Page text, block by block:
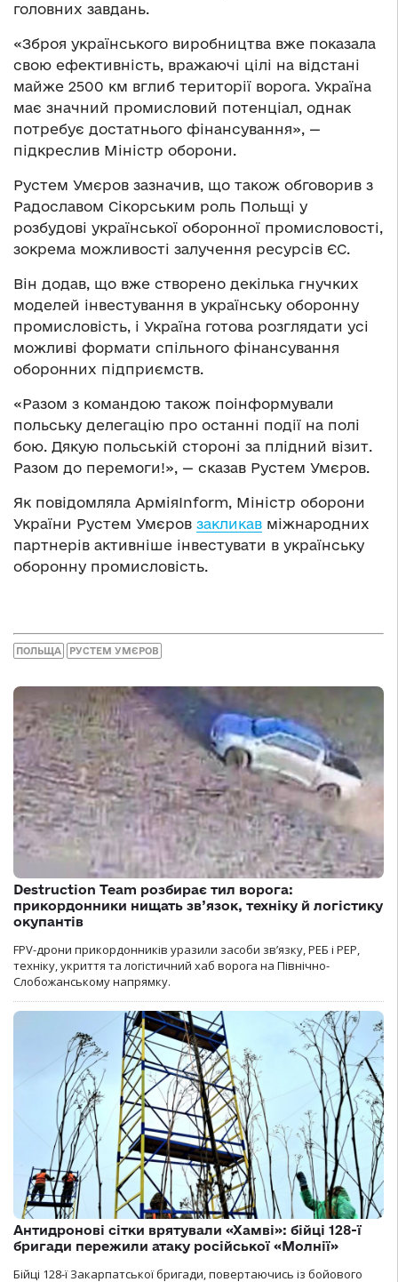
головних завдань.
«Зброя українського виробництва вже показала
свою ефективність, вражаючі цілі на відстані
майже 2500 км вглиб території ворога. Україна
має значний промисловий потенціал, однак
потребує достатнього фінансування», —
підкреслив Міністр оборони.
Рустем Умєров зазначив, що також обговорив з
Радославом Сікорським роль Польщі у
розбудові української оборонної промисловості,
зокрема можливості залучення ресурсів ЄС.
Він додав, що вже створено декілька гнучких
моделей інвестування в українську оборонну
промисловість, і Україна готова розглядати усі
можливі формати спільного фінансування
оборонних підприємств.
«Разом з командою також поінформували
польську делегацію про останні події на полі
бою. Дякую польській стороні за плідний візит.
Разом до перемоги!», — сказав Рустем Умєров.
Як повідомляла АрміяInform, Міністр оборони
України Рустем Умєров закликав міжнародних
партнерів активніше інвестувати в українську
оборонну промисловість.
ПОЛЬЩА РУСТЕМ УМЄРОВ
Destruction Team розбирає тил ворога:
прикордонники нищать зв’язок, техніку й логістику
окупантів
FPV-дрони прикордонників уразили засоби зв’язку, РЕБ і РЕР,
техніку, укриття та логістичний хаб ворога на Північно-
Слобожанському напрямку.
Антидронові сітки врятували «Хамві»: бійці 128-ї
бригади пережили атаку російської «Молнії»
Бійці 128-ї Закарпатської бригади, повертаючись із бойового